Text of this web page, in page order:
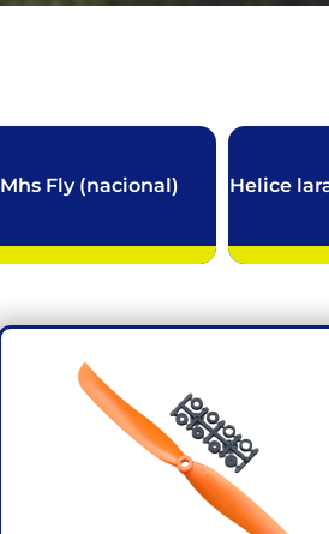
Mhs Fly (nacional) Helice